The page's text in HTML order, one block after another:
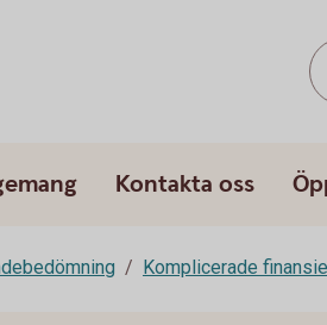
Kontakta oss
Komplicerade